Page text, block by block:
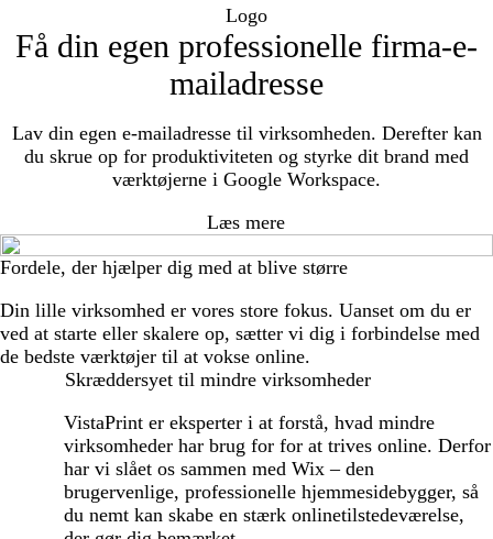
Få din egen professionelle firma-e-
mailadresse
Lav din egen e-mailadresse til virksomheden. Derefter kan
du skrue op for produktiviteten og styrke dit brand med
værktøjerne i Google Workspace.
Læs mere
Fordele, der hjælper dig med at blive større
Din lille virksomhed er vores store fokus. Uanset om du er
ved at starte eller skalere op, sætter vi dig i forbindelse med
de bedste værktøjer til at vokse online.
Skræddersyet til mindre virksomheder
VistaPrint er eksperter i at forstå, hvad mindre
virksomheder har brug for for at trives online. Derfor
har vi slået os sammen med Wix – den
brugervenlige, professionelle hjemmesidebygger, så
du nemt kan skabe en stærk onlinetilstedeværelse,